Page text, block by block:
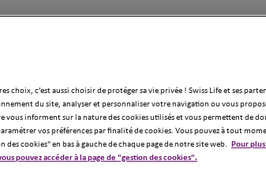
un devis
Notre équipe
choix, c’est aussi choisir de protéger sa vie privée ! Swiss Life et ses
du site, analyser et personnaliser votre navigation ou vous
vous informent sur la nature des cookies utilisés et vous permettent de
vos préférences par finalité de cookies. Vous pouvez à tout
cookies" en bas à gauche de chaque page de notre site web.
Pour
pouvez accéder à la page de "gestion des cookies".